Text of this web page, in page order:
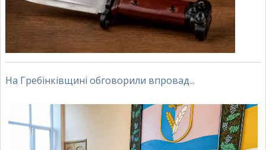
На Гребінківщині обговорили впровад...